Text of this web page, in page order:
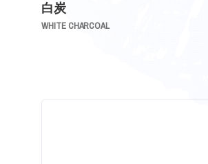
白炭
WHITE CHARCOAL